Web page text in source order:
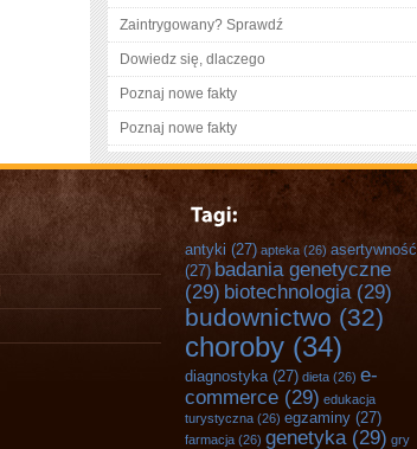
Zaintrygowany? Sprawdź
Dowiedz się, dlaczego
Poznaj nowe fakty
Poznaj nowe fakty
antyki (27) apteka (26) asertywność
(27) badania genetyczne
(29) biotechnologia (29)
budownictwo (32)
choroby (34)
diagnostyka(27) dieta (26) e-
commerce (29) edukacja
turystyczna (26) egzaminy (27)
farmacja (26) genetyka (29) gry